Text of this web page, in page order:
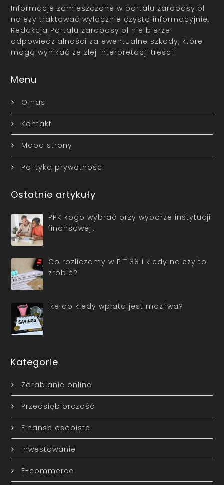
Informacje zamieszczone w portalu zarobasy.pl
należy traktować wyłącznie czysto informacyjnie.
Redakcja Portalu zarobasy.pl nie bierze
odpowiedzialności za ewentualne szkody, które
mogą wynikać ze złej interpretacji treści.
Menu
O nas
Kontakt
Mapa strony
Polityka prywatności
Ostatnie artykuły
PPK kogo wybrać przy wyborze instytucji
finansowej…
Co rozliczamy w PIT 38 i kiedy należy to
zrobić?
Ike do kiedy wpłata jest możliwa?
Kategorie
Zarabianie online
Przedsiębiorczość
Finanse osobiste
Inwestowanie
E-commerce